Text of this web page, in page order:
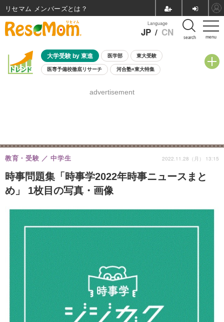
menu
Language
JP / CN search
大学受験 by 東進 医学部 東大受験
医専予備校徹底リサーチ 河合塾×東大特集
8月開催学校説明会・相談会
advertisement
時事問題集「時事学2022年時事ニュースまと
め」 1枚目の写真・画像
教育・受験 中学生 2022.11.28（月） 13:15
リセマム メンバーズ